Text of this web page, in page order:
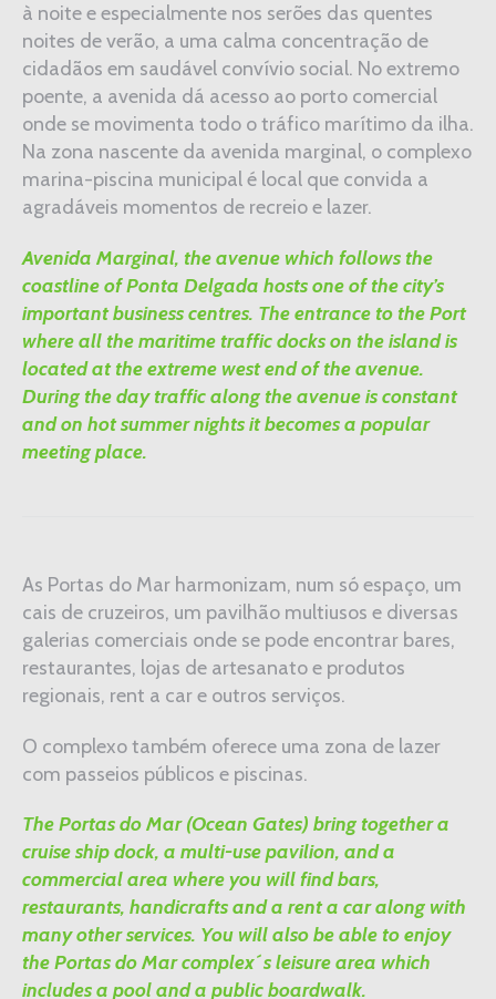
à noite e especialmente nos serões das quentes
noites de verão, a uma calma concentração de
cidadãos em saudável convívio social. No extremo
poente, a avenida dá acesso ao porto comercial
onde se movimenta todo o tráfico marítimo da ilha.
Na zona nascente da avenida marginal, o complexo
marina-piscina municipal é local que convida a
agradáveis momentos de recreio e lazer.
Avenida Marginal, the avenue which follows the
coastline of Ponta Delgada hosts one of the city’s
important business centres. The entrance to the Port
where all the maritime traffic docks on the island is
located at the extreme west end of the avenue.
During the day traffic along the avenue is constant
and on hot summer nights it becomes a popular
meeting place.
As Portas do Mar harmonizam, num só espaço, um
cais de cruzeiros, um pavilhão multiusos e diversas
galerias comerciais onde se pode encontrar bares,
restaurantes, lojas de artesanato e produtos
regionais, rent a car e outros serviços.
O complexo também oferece uma zona de lazer
com passeios públicos e piscinas.
The Portas do Mar (Ocean Gates) bring together a
cruise ship dock, a multi-use pavilion, and a
commercial area where you will find bars,
restaurants, handicrafts and a rent a car along with
many other services. You will also be able to enjoy
the Portas do Mar complex´s leisure area which
includes a pool and a public boardwalk.